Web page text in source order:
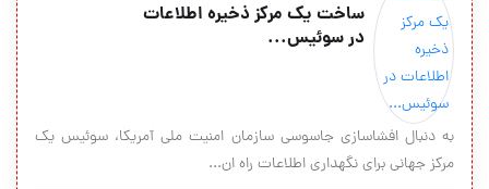
ساخت یک مرکز ذخیره اطلاعات
در سوئیس...
به دنبال افشاسازی جاسوسی سازمان امنیت ملی آمریکا، سوئیس یک
مرکز جهانی برای نگهداری اطلاعات راه ان...